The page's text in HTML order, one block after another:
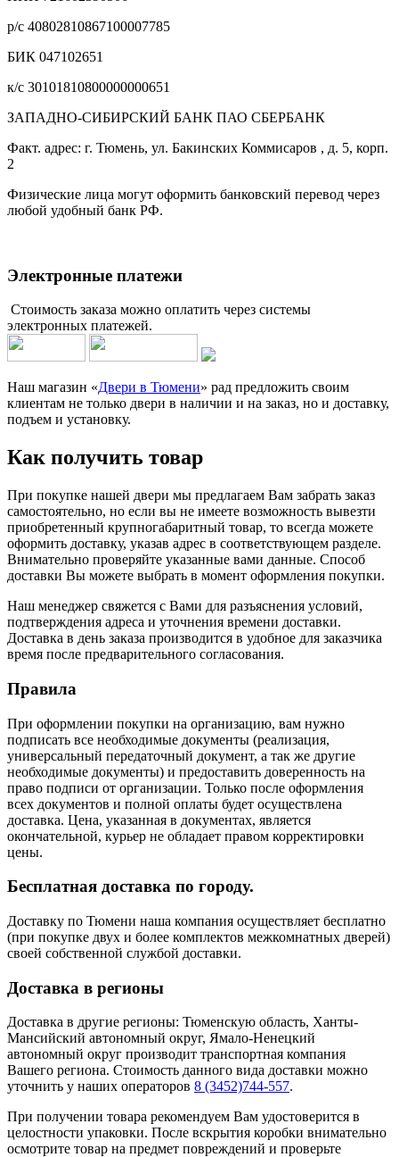
р/с 40802810867100007785
БИК 047102651
к/с 30101810800000000651
ЗАПАДНО-СИБИРСКИЙ БАНК ПАО СБЕРБАНК
Факт. адрес: г. Тюмень, ул. Бакинских Коммисаров , д. 5, корп.
2
Физические лица могут оформить банковский перевод через
любой удобный банк РФ.
Электронные платежи
Стоимость заказа можно оплатить через системы
электронных платежей.
Наш магазин «Двери в Тюмени» рад предложить своим
клиентам не только двери в наличии и на заказ, но и доставку,
подъем и установку.
Как получить товар
При покупке нашей двери мы предлагаем Вам забрать заказ
самостоятельно, но если вы не имеете возможность вывезти
приобретенный крупногабаритный товар, то всегда можете
оформить доставку, указав адрес в соответствующем разделе.
Внимательно проверяйте указанные вами данные. Способ
доставки Вы можете выбрать в момент оформления покупки.
Наш менеджер свяжется с Вами для разъяснения условий,
подтверждения адреса и уточнения времени доставки.
Доставка в день заказа производится в удобное для заказчика
время после предварительного согласования.
Правила
При оформлении покупки на организацию, вам нужно
подписать все необходимые документы (реализация,
универсальный передаточный документ, а так же другие
необходимые документы) и предоставить доверенность на
право подписи от организации. Только после оформления
всех документов и полной оплаты будет осуществлена
доставка. Цена, указанная в документах, является
окончательной, курьер не обладает правом корректировки
цены.
Бесплатная доставка по городу.
Доставку по Тюмени наша компания осуществляет бесплатно
(при покупке двух и более комплектов межкомнатных дверей)
своей собственной службой доставки.
Доставка в регионы
Доставка в другие регионы: Тюменскую область, Ханты-
Мансийский автономный округ, Ямало-Ненецкий
автономный округ производит транспортная компания
Вашего региона. Стоимость данного вида доставки можно
уточнить у наших операторов 8 (3452)744-557.
При получении товара рекомендуем Вам удостоверится в
целостности упаковки. После вскрытия коробки внимательно
осмотрите товар на предмет повреждений и проверьте